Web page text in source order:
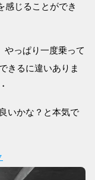
感じることができ
やっぱり一度乗って
きるに違いありま
いかな？と本気で